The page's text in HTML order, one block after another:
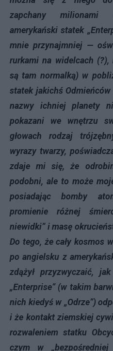
zapchany milionami
amerykański statek
mnie przynajmniej —
rurkami na widelcach
są tam normalką) w
statek jakichś
nazwy ichniej planety
pokazani we wnętrzu
głowach rodzaj
wyrazy twarzy,
zdaje mi się, że
podobni, ale to może
posiadając bomby
promienie różnej
niewidki” i masę
Do tego, że cały kosmos
po angielsku z
zdążył przyzwyczaić,
„Enterprise” (w takim
nich kiedyś w „Odrze”)
i że kontakt ziemskiej
rozwaleniem statku
czym w